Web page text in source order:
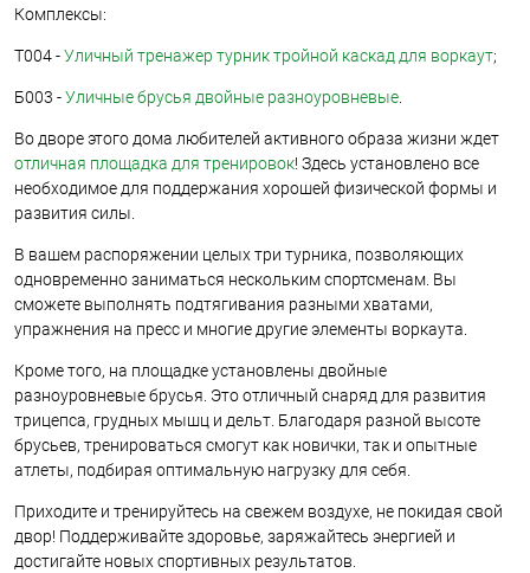
Комплексы:
Т004 -Уличный тренажер турник тройной каскад для воркаут;
Б003 -Уличные брусья двойные разноуровневые.
Во дворе этого дома любителей активного образа жизни ждет
отличная площадка для тренировок! Здесь установлено все
необходимое для поддержания хорошей физической формы и
развития силы.
В вашем распоряжении целых три турника, позволяющих
одновременно заниматься нескольким спортсменам. Вы
сможете выполнять подтягивания разными хватами,
упражнения на пресс и многие другие элементы воркаута.
Кроме того, на площадке установлены двойные
разноуровневые брусья. Это отличный снаряд для развития
трицепса, грудных мышц и дельт. Благодаря разной высоте
брусьев, тренироваться смогут как новички, так и опытные
атлеты, подбирая оптимальную нагрузку для себя.
Приходите и тренируйтесь на свежем воздухе, не покидая свой
двор! Поддерживайте здоровье, заряжайтесь энергией и
достигайте новых спортивных результатов.